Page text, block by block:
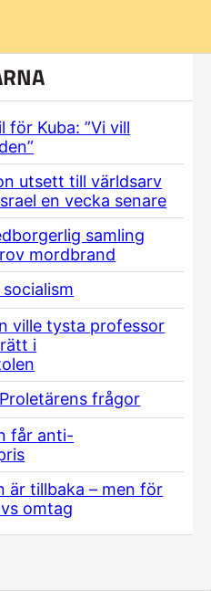
för Kuba: ”Vi vill
utsett till världsarv
en vecka senare
samling
mordbrand
ville tysta professor
i
frågor
får anti-
är tillbaka – men för
omtag